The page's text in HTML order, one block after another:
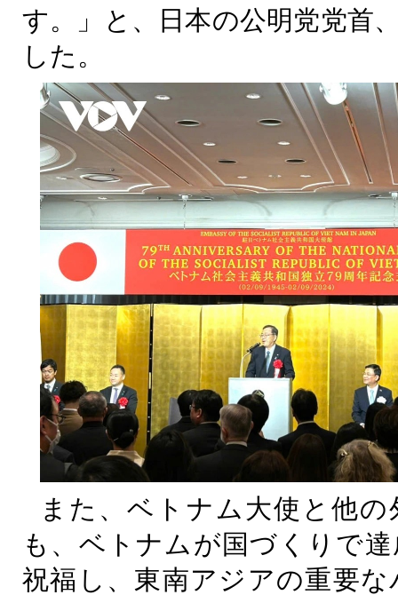
す。」と、日本の公明党党首
した。
また、ベトナム大使と他
も、ベトナムが国づくりで
祝福し、東南アジアの重要